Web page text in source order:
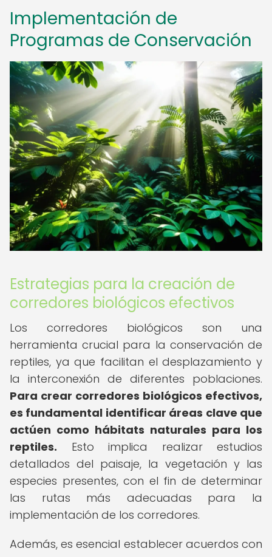
Implementación de
Programas de Conservación
Estrategias para la creación de
corredores biológicos efectivos
Los corredores biológicos son una
herramienta crucial para la conservación de
reptiles, ya que facilitan el desplazamiento y
la interconexión de diferentes poblaciones.
Para crear corredores biológicos efectivos,
es fundamental identificar áreas clave que
actúen como hábitats naturales para los
reptiles. Esto implica realizar estudios
detallados del paisaje, la vegetación y las
especies presentes, con el fin de determinar
las rutas más adecuadas para la
implementación de los corredores.
Además, es esencial establecer acuerdos con